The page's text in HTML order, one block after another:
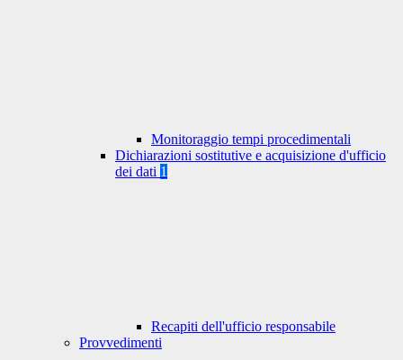
Monitoraggio tempi procedimentali
Dichiarazioni sostitutive e acquisizione d'ufficio
dei dati 1
Recapiti dell'ufficio responsabile
Provvedimenti